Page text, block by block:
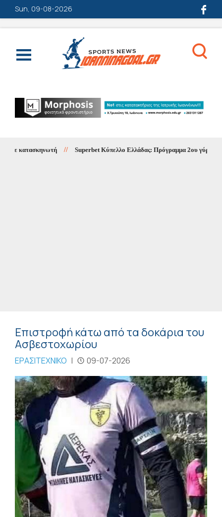
Sun, 09-08-2026
κατασκηνωτή // Superbet Κύπελλο Ελλάδας: Πρόγραμμα 2ου γύρου 1ης
Επιστροφή κάτω από τα δοκάρια του
Ασβεστοχωρίου
ΕΡΑΣΙΤΕΧΝΙΚΟ | 09-07-2026